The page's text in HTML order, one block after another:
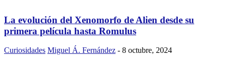
La evolución del Xenomorfo de Alien desde su
primera película hasta Romulus
Curiosidades Miguel Á. Fernández - 8 octubre, 2024